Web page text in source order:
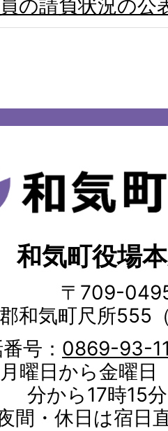
の請負状況の公
和気町役場
〒709-
和気町尺所555
号： 0869-93-
曜日から金曜
分から17時15
間・休日は宿日